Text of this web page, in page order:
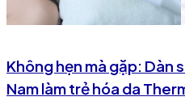
Không hẹn mà gặp: Dàn
Nam làm trẻ hóa da